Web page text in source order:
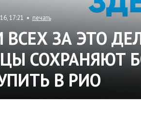
17:21 • печать
ВСЕХ ЗА ЭТО
СОХРАНЯЮТ
В РИО